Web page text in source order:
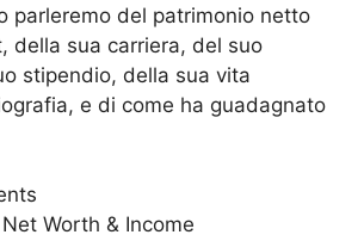
parleremo del patrimonio netto
della sua carriera, del suo
stipendio, della sua vita
e di come ha guadagnato
Worth & Income